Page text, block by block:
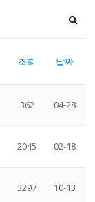
조회 날짜
362 04-28
2045 02-18
3297 10-13